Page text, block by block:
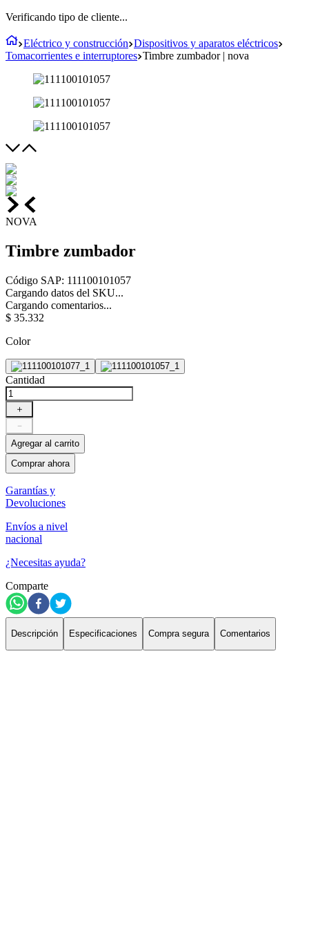
Verificando tipo de cliente...
Eléctrico y construcción Dispositivos y aparatos eléctricos
Tomacorrientes e interruptores Timbre zumbador | nova
NOVA
Timbre zumbador
Código SAP: 111100101057
Cargando datos del SKU...
Cargando comentarios...
$ 35.332
Color
Cantidad
＋
－
Agregar al carrito
Comprar ahora
Garantías y
Devoluciones
Envíos a nivel
nacional
¿Necesitas ayuda?
Comparte
Descripción Especificaciones Compra segura Comentarios